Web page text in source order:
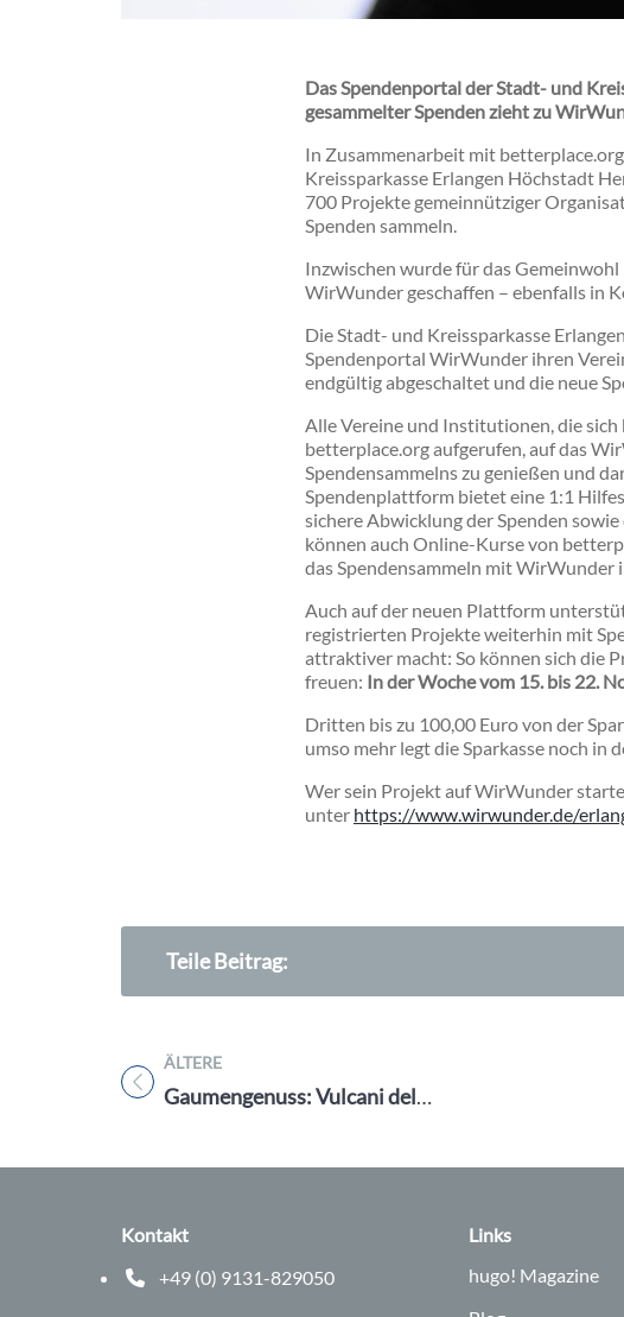
Das Spendenportal der Stadt- und
gesammelter Spenden zieht zu
In Zusammenarbeit mit
Kreissparkasse Erlangen Höchstadt
700 Projekte gemeinnütziger
Spenden sammeln.
Inzwischen wurde für das
WirWunder geschaffen – ebenfalls in
Die Stadt- und Kreissparkasse
Spendenportal WirWunder ihren
endgültig abgeschaltet und die neue
Alle Vereine und Institutionen, die sich
betterplace.org aufgerufen, auf das
Spendensammelns zu genießen und
Spendenplattform bietet eine 1:1
sichere Abwicklung der Spenden
können auch Online-Kurse von
das Spendensammeln mit WirWunder
Auch auf der neuen Plattform
registrierten Projekte weiterhin mit
attraktiver macht: So können sich die
freuen: In der Woche vom 15. bis 22.
Dritten bis zu 100,00 Euro von der
umso mehr legt die Sparkasse noch in
Wer sein Projekt auf WirWunder
unter https://www.wirwunder.de/
Teile Beitrag:
ÄLTERE
Titel für Beitrag
Gaumengenuss: Vulcani del Sud
Kontakt
+49 (0) 9131-829050
Telefonnummer: 0 9 1 3 1 8 2 9 0 5 0
Links
hugo! Magazine